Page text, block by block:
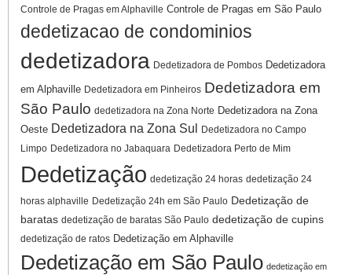
Controle de Pragas em Alphaville Controle de Pragas em São Paulo
dedetizacao de condominios
dedetizadora Dedetizadora de Pombos Dedetizadora
em Alphaville Dedetizadora em Pinheiros Dedetizadora em
São Paulo dedetizadora na Zona Norte Dedetizadora na Zona
Oeste Dedetizadora na Zona Sul
Dedetizadora no Campo
Limpo Dedetizadora no Jabaquara Dedetizadora Perto de Mim
Dedetização dedetização 24 horas dedetização 24
horas alphaville Dedetização 24h em São Paulo Dedetização de
baratas dedetização de baratas São Paulo dedetização de cupins
dedetização de ratos Dedetização em Alphaville
Dedetização em São Paulo dedetização em